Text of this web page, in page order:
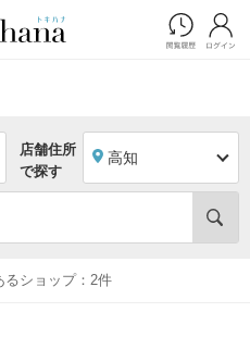
店舗住所
で探す
高知
るショップ：2件